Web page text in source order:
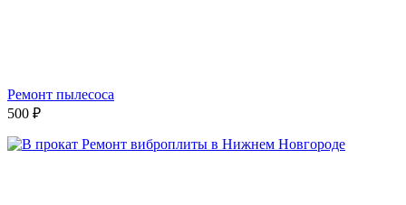
Ремонт пылесоса
500 ₽